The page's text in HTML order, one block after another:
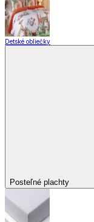
Detské obliečky
Posteľné plachty